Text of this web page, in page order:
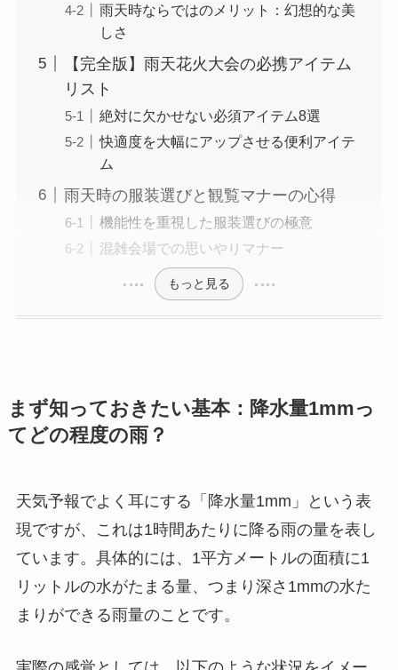
雨天時ならではのメリット：幻想的な美
しさ
【完全版】雨天花火大会の必携アイテム
リスト
絶対に欠かせない必須アイテム8選
快適度を大幅にアップさせる便利アイテ
ム
雨天時の服装選びと観覧マナーの心得
機能性を重視した服装選びの極意
混雑会場での思いやりマナー
もっと見る
まず知っておきたい基本：降水量1mmっ
てどの程度の雨？
天気予報でよく耳にする「降水量1mm」という表
現ですが、これは1時間あたりに降る雨の量を表し
ています。具体的には、1平方メートルの面積に1
リットルの水がたまる量、つまり深さ1mmの水た
まりができる雨量のことです。